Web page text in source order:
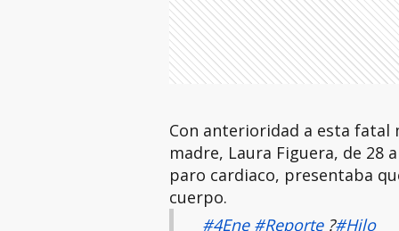
Con anterioridad a esta
madre, Laura Figuera, de 28
paro cardiaco, presentaba
cuerpo.
#4Ene #Reporte?#Hilo